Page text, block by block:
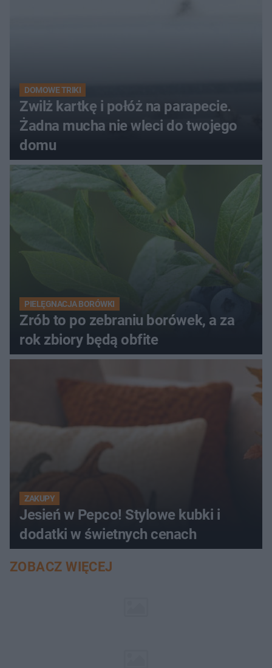
DOMOWE TRIKI
Zwilż kartkę i połóż na parapecie.
Żadna mucha nie wleci do twojego
domu
PIELĘGNACJA BORÓWKI
Zrób to po zebraniu borówek, a za
rok zbiory będą obfite
ZAKUPY
Jesień w Pepco! Stylowe kubki i
dodatki w świetnych cenach
ZOBACZ WIĘCEJ